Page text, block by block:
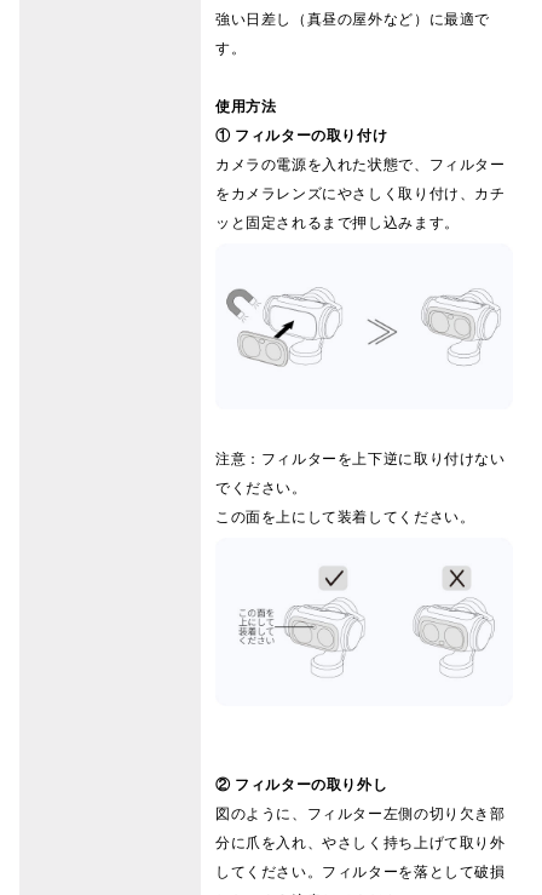
強い日差し（真昼の屋外など）に最適で
す。
使用方法
① フィルターの取り付け
カメラの電源を入れた状態で、フィルター
をカメラレンズにやさしく取り付け、カチ
ッと固定されるまで押し込みます。
注意：フィルターを上下逆に取り付けない
でください。
この面を上にして装着してください。
② フィルターの取り外し
図のように、フィルター左側の切り欠き部
分に爪を入れ、やさしく持ち上げて取り外
してください。フィルターを落として破損